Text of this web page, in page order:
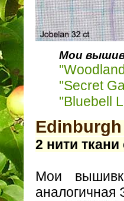
Мои
"Secret
"Bluebell
Edinburgh
2 нити ткани
Мои
аналогичная